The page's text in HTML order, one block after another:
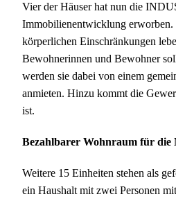
Vier der Häuser hat nun die
Immobilienentwicklung erworben.
körperlichen Einschränkungen
Bewohnerinnen und Bewohner
werden sie dabei von einem
anmieten. Hinzu kommt die
ist.
Bezahlbarer Wohnraum für die
Weitere 15 Einheiten stehen als
ein Haushalt mit zwei Personen